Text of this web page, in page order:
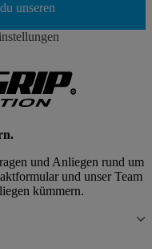
unseren
und Anliegen rund um
und unser Team
kümmern.